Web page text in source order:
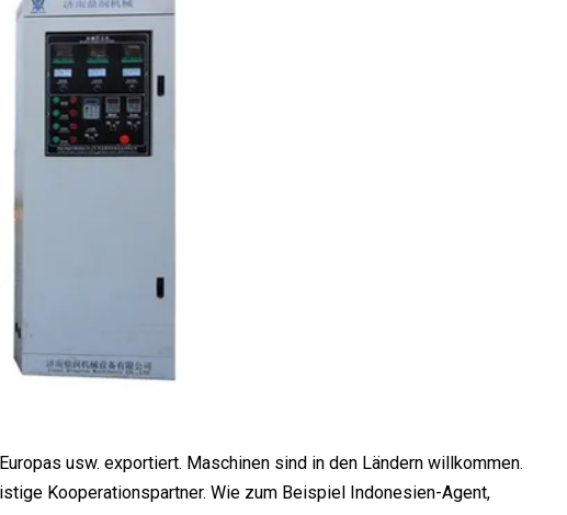
usw. exportiert. Maschinen sind in den Ländern willkommen.
Kooperationspartner. Wie zum Beispiel Indonesien-Agent,